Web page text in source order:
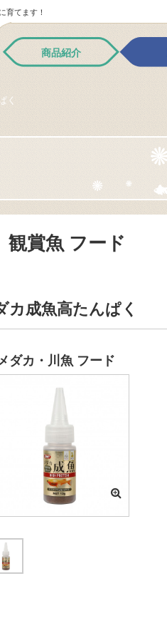
育てます！
商品紹介
く
観賞魚 フード
カ成魚高たんぱく
ダカ・川魚 フード